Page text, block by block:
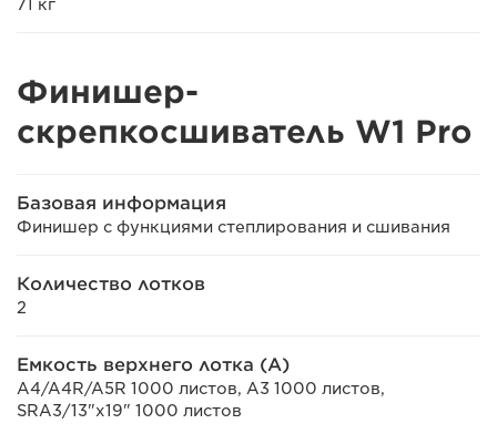
71 кг
Финишер-
скрепкосшиватель W1 Pro
Базовая информация
Финишер с функциями степлирования и сшивания
Количество лотков
2
Емкость верхнего лотка (А)
A4/A4R/A5R 1000 листов, A3 1000 листов,
SRA3/13"x19" 1000 листов